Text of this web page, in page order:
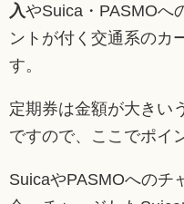
入やSuica・PASMOへ
ントが付く交通系のカ
す。
定期券は金額が大きい
ですので、ここでポイ
SuicaやPASMOへのチ